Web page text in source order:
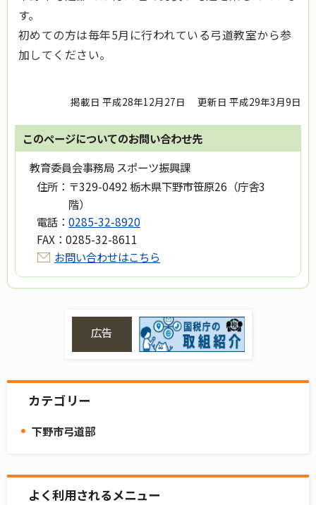
す。
初めての方は毎年5月に行われている弓道教室から参
加してください。
掲載日 平成28年12月27日 更新日 平成29年3月9日
このページについてのお問い合わせ先
教育委員会事務局 スポーツ振興課
住所： 〒329-0492 栃木県下野市笹原26（庁舎3
階）
電話： 0285-32-8920
FAX： 0285-32-8611
お問い合わせはこちら
広告
カテゴリー
下野市弓道部
よく利用されるメニュー